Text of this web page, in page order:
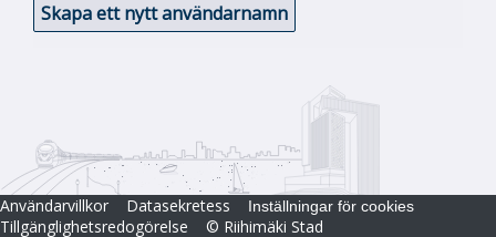
Skapa ett nytt användarnamn
Användarvillkor Datasekretess Inställningar för cookies
Tillgänglighetsredogörelse © Riihimäki Stad